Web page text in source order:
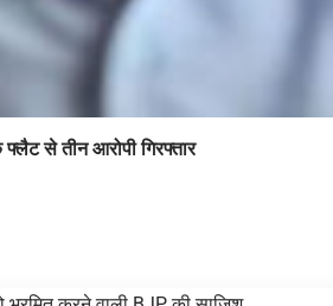
से तीन आरोपी गिरफ्तार